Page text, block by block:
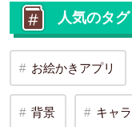
人気のタグ
お絵かきアプリ
背景 キャ